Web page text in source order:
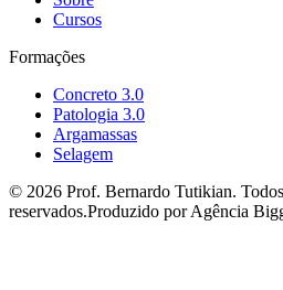
Cursos
Formações
Concreto 3.0
Patologia 3.0
Argamassas
Selagem
© 2026 Prof. Bernardo Tutikian.
reservados.Produzido por Agência